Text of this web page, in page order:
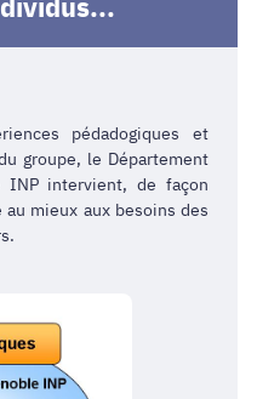
pédadogiques et
groupe, le Département
INP intervient, de façon
mieux aux besoins des